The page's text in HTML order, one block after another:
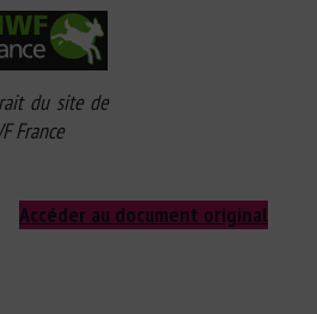
du site de
France
Accéder au document original